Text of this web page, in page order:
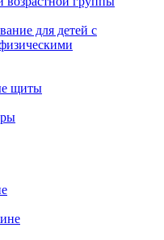
для детей с
щиты